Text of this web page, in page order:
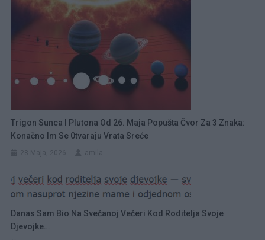
Trigon Sunca I Plutona Od 26. Maja Popušta Čvor Za 3 Znaka:
Konačno Im Se 0tvaraju Vrata Sreće
Danas Sam Bio Na Svečanoj Večeri Kod Roditelja Svoje
Djevojke…